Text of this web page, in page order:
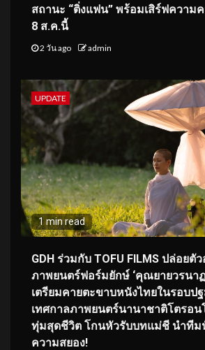
สถานะ “ติ่งแฟน” พร้อมเสิร์ฟความ
8 ส.ค.นี้
2 วัน ago admin
UPDATE
1 min read
GDH ร่วมกับ TOFU FILMS ปล่อยตั
ภาพยนตร์ฟอร์มยักษ์ ‘คุณยายวรนาฏ
เตรียมคายตะขาบหนังไทยในรอบ
เทศกาลภาพยนตร์นานาชาติโตรอน
ทุ่มสุดชีวิต โกนหัวรับบทแม่ชี นำทีม
ความสยอง!